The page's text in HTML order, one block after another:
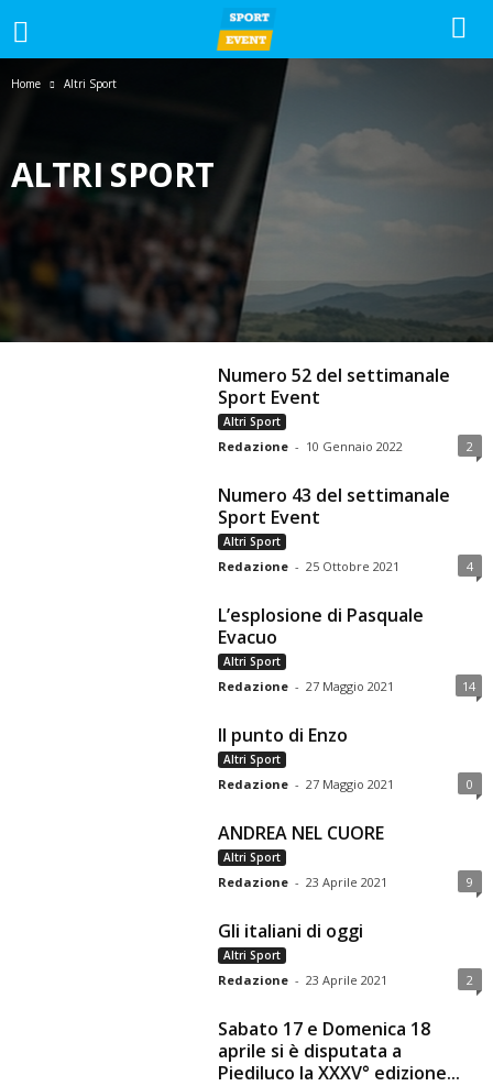
Home Altri Sport
ALTRI SPORT
CALCIO FEMMINILE CALCIO GIOVANILE
LA VOCE DEL MERCOLEDI
NEWS
SERIE C
SERIE D SPAZIO TIFOSI
Numero 52 del settimanale
Sport Event
Altri Sport
Redazione - 10 Gennaio 2022 2
Numero 43 del settimanale
Sport Event
Altri Sport
Redazione - 25 Ottobre 2021 4
L’esplosione di Pasquale
Evacuo
Altri Sport
Redazione - 27 Maggio 2021 14
Il punto di Enzo
Altri Sport
Redazione - 27 Maggio 2021 0
ANDREA NEL CUORE
Altri Sport
Redazione - 23 Aprile 2021 9
Gli italiani di oggi
Altri Sport
Redazione - 23 Aprile 2021 2
Sabato 17 e Domenica 18
aprile si è disputata a
Piediluco la XXXV° edizione...